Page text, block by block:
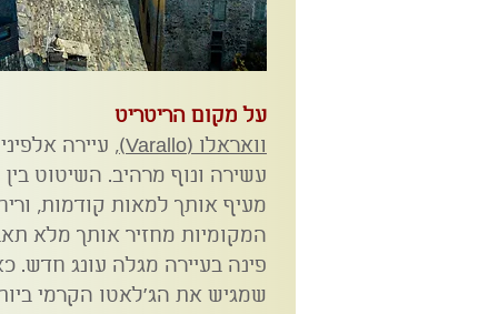
על מקום הריטריט
וואראלו (Varallo)
, עיירה
עשירה ונוף מרהיב. השיטוט בין
מעיף אותך למאות קודמות,
המקומיות מחזיר אותך מלא
פינה בעיירה מגלה עונג חדש.
שמגיש את הג'לאטו הקרמי